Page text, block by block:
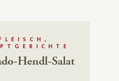
FLEISCH,
Hendl-Salat